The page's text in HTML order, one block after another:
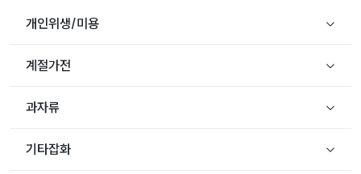
개인위생/미용
계절가전
과자류
기타잡화